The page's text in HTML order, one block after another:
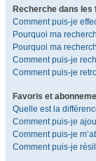
Recherche dans les
Comment puis-je
Pourquoi ma
Pourquoi ma
Comment puis-je
Comment puis-je
Favoris et
Quelle est la
Comment puis-je
Comment puis-je
Comment puis-je